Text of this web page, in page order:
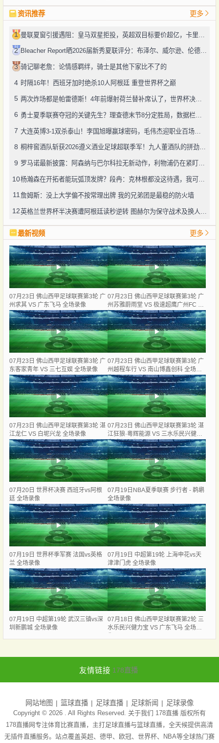
资讯推荐 更多
1
2 Bleacher Report晒2026届新秀夏联评分：布泽尔、威尔逊、伦德博格摘A
3 骑记聊老詹：论情感羁绊，骑士是其他下家比不了的
4 时隔16年！西班牙加时绝杀10人阿根廷 重登世界杯之巅
5 两次炸场都是帕雷德斯！4年前爆射荷兰替补席认了，世界杯决赛再演冲突
6
7 大连英博3-1双杀泰山！李国旭曝赢球密码，毛伟杰迎职业百场里程碑
8 桐梓窖酒队斩获2026遵义酒业足球超联季军！九人董酒队的拼劲太戳人
9 罗马诺最新披露：阿森纳与巴尔科拉无新动作，利物浦仍在紧盯目标
10 杨瀚森在开拓者能玩弧顶发牌？段冉：克林根都没这待遇，我可不太看好
11詹姆斯：没上大学偏不按常理出牌 我的兄弟团是最稳的防火墙
12
最新视频 更多
07月23日 佛山西甲足球联赛第3轮 广
州求其 VS 广东飞马 全场录像
07月23日 佛山西甲足球联赛第3轮 广
州苏雅蔚雨堂 VS 极速超鹰广州FC 全
场录像
07月23日 佛山西甲足球联赛第3轮 广
东客家青年 VS 三七互娱 全场录像
07月23日 佛山西甲足球联赛第3轮 广
州越程车行 VS 南山博鑫创科 全场录
像
07月23日 佛山西甲足球联赛第3轮 湛
江龙仁 VS 白坭兴龙 全场录像
07月23日 佛山西甲足球联赛第3轮 湛
江狂狼·粵辉能源 VS 三水乐民兴健力
宝 全场录像
07月20日 世界杯决赛 西班牙vs阿根
廷 全场录像
07月19日NBA夏季联赛 步行者 - 鹈鹕
全场录像
07月19日 世界杯季军赛 法国vs英格
兰 全场录像
07月19日 中超第19轮 上海申花vs天
津津门虎 全场录像
07月19日 中超第19轮 武汉三镇vs深
圳新鹏城 全场录像
07月18日 佛山西甲足球联赛第2轮 三
水乐民兴健力宝 VS 广东飞马 全场录
友情链接 178直播
网站地图 篮球直播 足球直播 足球新闻 足球录像
Copyright © 2026 . All Rights Reserved. 关于我们 178直播 版权所有
178直播网专注体育比赛直播，主打足球直播与篮球直播，全天候提供高清
无插件直播服务。站点覆盖英超、德甲、欧冠、世界杯、NBA等全球热门赛